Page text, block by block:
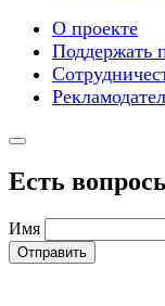
О проекте
Поддержать
Есть
Имя